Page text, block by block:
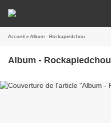
Accueil » Album - Rockapiedchou
Album - Rockapiedchou